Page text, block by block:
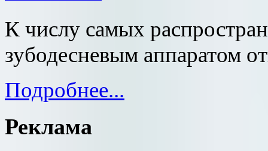
К числу самых
зубодесневым аппаратом
Подробнее...
Реклама